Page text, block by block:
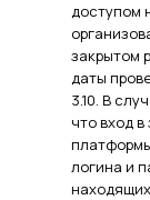
доступом
закрытом
даты
3.10. В
что вход
логина и